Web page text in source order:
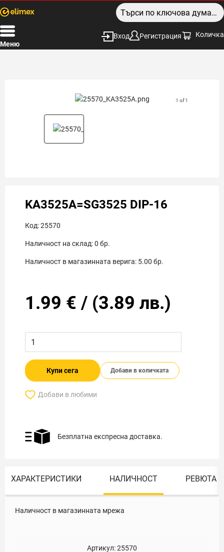
Меню
Вход Регистрация Количка
1 of 1
KA3525A=SG3525 DIP-16
Код:25570
Наличност на склад:0 бр.
Наличност в магазинната верига: 5.00 бр.
1.99 € / (3.89 лв.)
Купи сега Добави в количката
Добави в любими
Безплатна експресна доставка.
ХАРАКТЕРИСТИКИ НАЛИЧНОСТ РЕВЮТА
Наличност в магазинната мрежа
Артикул:25570